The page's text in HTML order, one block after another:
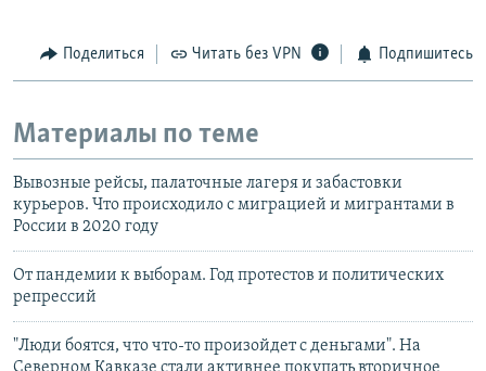
Поделиться Читать без VPN Подпишитесь
Материалы по теме
Вывозные рейсы, палаточные лагеря и забастовки
курьеров. Что происходило с миграцией и мигрантами в
России в 2020 году
От пандемии к выборам. Год протестов и политических
репрессий
"Люди боятся, что что-то произойдет с деньгами". На